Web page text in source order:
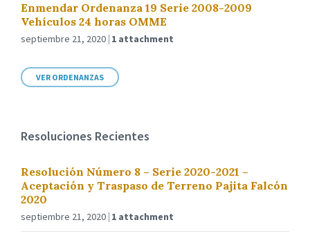
Enmendar Ordenanza 19 Serie 2008-2009
Vehículos 24 horas OMME
septiembre 21, 2020 1 attachment
VER ORDENANZAS
Resoluciones Recientes
Resolución Número 8 – Serie 2020-2021 –
Aceptación y Traspaso de Terreno Pajita Falcón
2020
septiembre 21, 2020 1 attachment